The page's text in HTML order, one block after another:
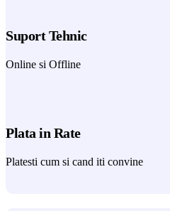
Suport Tehnic
Online si Offline
Plata in Rate
Platesti cum si cand iti convine